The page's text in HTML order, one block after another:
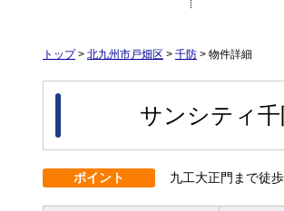
トップ> 北九州市戸畑区 > 千防 > 物件詳細
サンシティ
ポイント 九工大正門まで徒